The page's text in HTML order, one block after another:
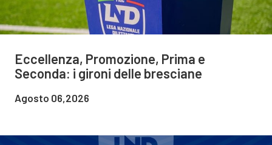
Eccellenza, Promozione, Prima e
Seconda: i gironi delle bresciane
Agosto 06,2026